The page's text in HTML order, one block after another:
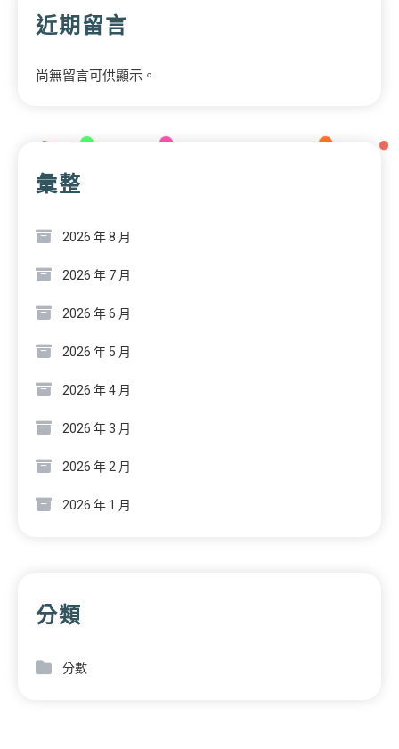
近期留言
尚無留言可供顯示。
彙整
2026 年 8 月
2026 年 7 月
2026 年 6 月
2026 年 5 月
2026 年 4 月
2026 年 3 月
2026 年 2 月
2026 年 1 月
分類
分數